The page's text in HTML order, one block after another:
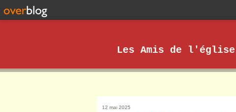
Les Amis de
12 mai 2025